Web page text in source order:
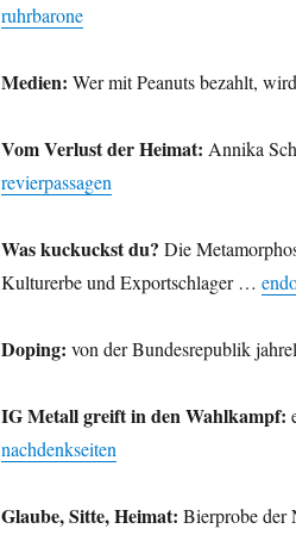
ruhrbarone
Medien: Wer mit Peanuts bezahlt,
Vom Verlust der Heimat: Annika
revierpassagen
Was kuckuckst du? Die
Kulturerbe und Exportschlager …
Doping: von der Bundesrepublik
IG Metall greift in den Wahlkampf:
nachdenkseiten
Glaube, Sitte, Heimat: Bierprobe der